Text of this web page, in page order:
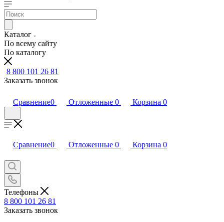
Каталог
По всему сайту
По каталогу
8 800 101 26 81
Заказать звонок
Сравнение0 Отложенные 0 Корзина 0
Сравнение0 Отложенные 0 Корзина 0
Телефоны
8 800 101 26 81
Заказать звонок